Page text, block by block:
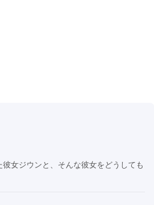
女ジウンと、そんな彼女をどうしても